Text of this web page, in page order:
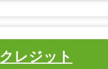
レジット